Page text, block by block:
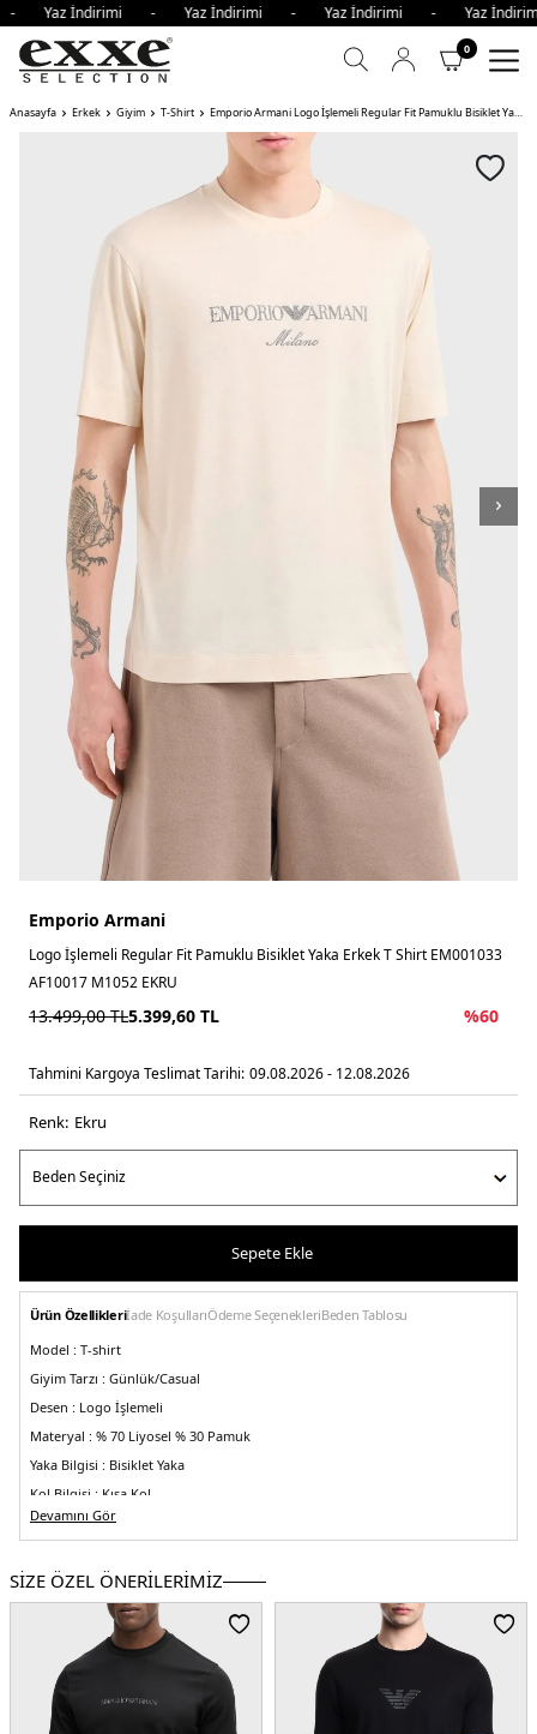
Yaz İndirimi - Yaz İndirimi - Yaz İndirimi - Yaz
0
Anasayfa Erkek Giyim T-Shirt Emporio Armani Logo İşlemeli Regular Fit Pamuklu Bisiklet Yaka Erkek T Shirt
Emporio Armani
Logo İşlemeli Regular Fit Pamuklu Bisiklet Yaka Erkek T Shirt EM001033
AF10017 M1052 EKRU
13.499,00TL5.399,60 TL %60
Tahmini Kargoya Teslimat Tarihi: 09.08.2026 - 12.08.2026
Renk: ekru
Sepete Ekle
Ürün Özellikleriİade KoşullarıÖdeme SeçenekleriBeden Tablosu
Model : T-shirt
Giyim Tarzı : Günlük/Casual
Desen : Logo İşlemeli
Materyal : % 70 Liyosel % 30 Pamuk
Yaka Bilgisi : Bisiklet Yaka
Kol Bilgisi : Kısa Kol
Kalıp Bilgisi :Regular Fit
Manken Ölçüsü :Boy 1.85 / Göğüs 98 / Bel 78 / Kalça 94 / Beden M
Üretim Yeri :Vietnam
5DY1EM001033AF10017M1052.69
Devamını Gör
SİZE ÖZEL ÖNERİLERİMİZ